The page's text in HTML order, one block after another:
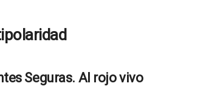
Seguras. Al rojo vivo